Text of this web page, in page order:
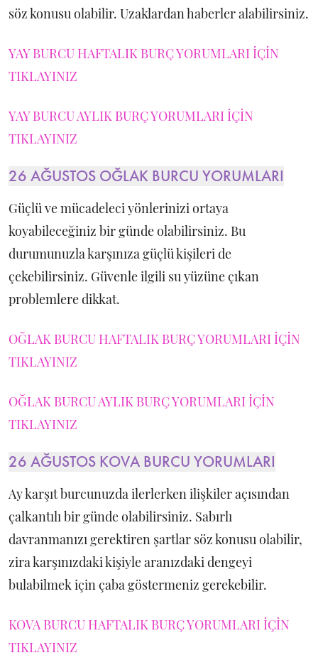
söz konusu olabilir. Uzaklardan haberler alabilirsiniz.
YAY BURCU HAFTALIK BURÇ YORUMLARI İÇİN
TIKLAYINIZ
YAY BURCU AYLIK BURÇ YORUMLARI İÇİN
TIKLAYINIZ
26 AĞUSTOS OĞLAK BURCU YORUMLARI
Güçlü ve mücadeleci yönlerinizi ortaya
koyabileceğiniz bir günde olabilirsiniz. Bu
durumunuzla karşınıza güçlü kişileri de
çekebilirsiniz. Güvenle ilgili su yüzüne çıkan
problemlere dikkat.
OĞLAK BURCU HAFTALIK BURÇ YORUMLARI İÇİN
TIKLAYINIZ
OĞLAK BURCU AYLIK BURÇ YORUMLARI İÇİN
TIKLAYINIZ
26 AĞUSTOS KOVA BURCU YORUMLARI
Ay karşıt burcunuzda ilerlerken ilişkiler açısından
çalkantılı bir günde olabilirsiniz. Sabırlı
davranmanızı gerektiren şartlar söz konusu olabilir,
zira karşınızdaki kişiyle aranızdaki dengeyi
bulabilmek için çaba göstermeniz gerekebilir.
KOVA BURCU HAFTALIK BURÇ YORUMLARI İÇİN
TIKLAYINIZ